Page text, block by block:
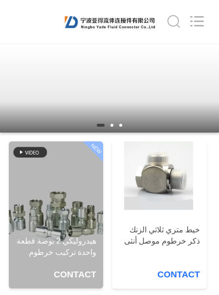
معلومات
المعمل
مراقبة
Connector
Co.,Ltd.
NEW
هيدروليكي 2 بوصة قطعة
واحدة تركيب خرطوم
CONTACT
خيط متري ثلاثي الزنك
ذكر خرطوم موصل أنثى
CONTACT